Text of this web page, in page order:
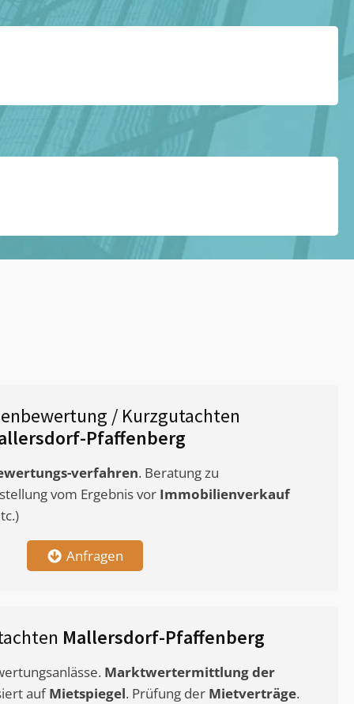
/ Kurzgutachten
Pfaffenberg
verfahren. Beratung zu
vom Ergebnis vor Immobilienverkauf
Anfragen
Mallersdorf-Pfaffenberg
Marktwertermittlungder
aufMietspiegel. Prüfung der Mietverträge.